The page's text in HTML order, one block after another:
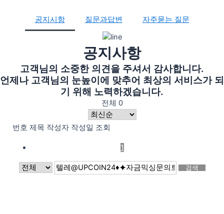
공지시항 질문과답변 자주묻는 질문
공지사항
고객님의 소중한 의견을 주셔서 감사합니다.
언제나 고객님의 눈높이에 맞추어 최상의 서비스가 되
기 위해 노력하겠습니다.
전체 0
번호 제목 작성자 작성일 조회
1
검색